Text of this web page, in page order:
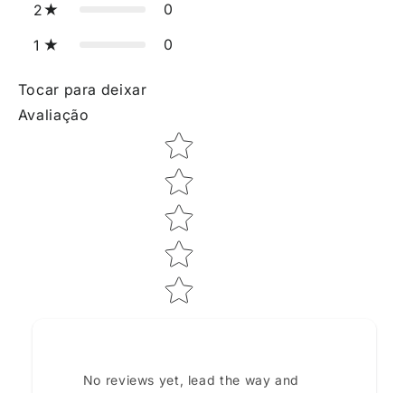
2 0
1 0
Tocar para deixar
Avaliação
Star rating
No reviews yet, lead the way and